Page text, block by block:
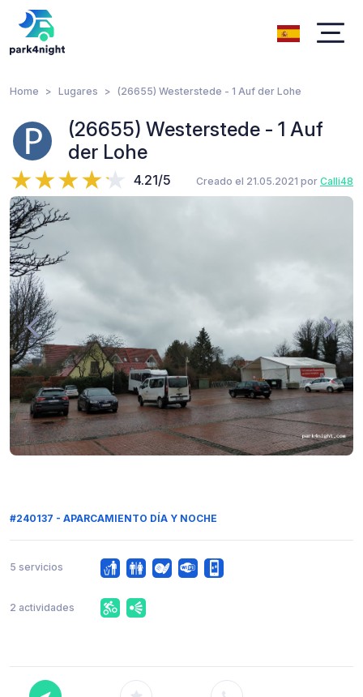
Home Lugares (26655) Westerstede - 1 Auf der Lohe
(26655) Westerstede - 1 Auf
der Lohe
4.21/5 Creado el 21.05.2021 por Calli48
#240137 - APARCAMIENTO DÍA Y NOCHE
5 servicios
2 actividades